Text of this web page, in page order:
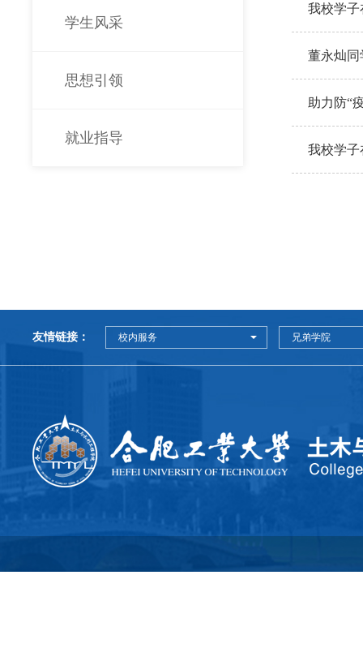
学生风采
思想引领
就业指导
实践活动
我校学子
董永灿同
助力防“
我校学子
友情链接： 校内服务 兄弟学院